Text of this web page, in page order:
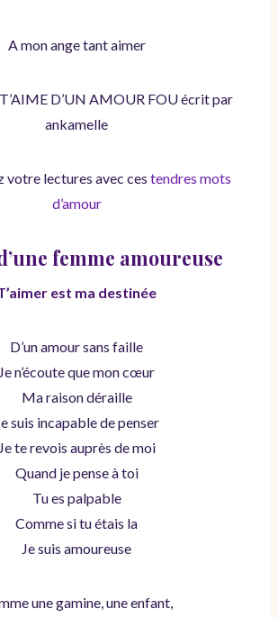
A mon ange tant aimer
D’UN AMOUR FOU écrit par
ankamelle
votre lectures avec ces tendres mots
d’amour
femme amoureuse
est ma destinée
D’un amour sans faille
Je n’écoute que mon cœur
Ma raison déraille
suis incapable de penser
Je te revois auprès de moi
Quand je pense à toi
Tu es palpable
Comme si tu étais la
Je suis amoureuse
une gamine, une enfant,